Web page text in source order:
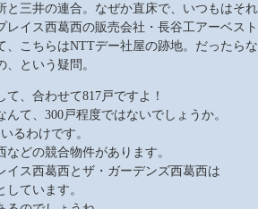
と三井の連合。なぜか直床で、いつもはそれ
レイス西葛西の販売会社・長谷工アーベスト
、こちらはNTTデー社屋の跡地。だったらな
という疑問。
、合わせて817戸ですよ！
て、300戸程度ではないでしょうか。
るわけです。
どの競合物件があります。
イス西葛西とザ・ガーデンズ西葛西は
ています。